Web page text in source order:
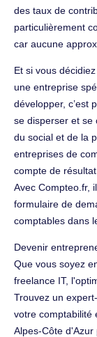
des taux de
particulièrement
car aucune
Et si vous
une entreprise
développer, c’est
se disperser et se
du social et de la
entreprises de
compte de
Avec Compteo.fr,
formulaire de
comptables dans
Devenir
Que vous soyez
freelance IT,
Trouvez un
votre comptabilité
Alpes-Côte d'Azur